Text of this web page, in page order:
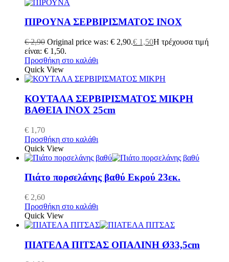
ΠΙΡΟΥΝΑ ΣΕΡΒΙΡΙΣΜΑΤΟΣ ΙΝΟΧ
€2,90 Original price was: € 2,90.€ 1,50Η τρέχουσα τιμή
είναι: € 1,50.
Προσθήκη στο καλάθι
Quick View
ΚΟΥΤΑΛΑ ΣΕΡΒΙΡΙΣΜΑΤΟΣ ΜΙΚΡΗ
ΒΑΘΕΙΑ INOX 25cm
€ 1,70
Προσθήκη στο καλάθι
Quick View
Πιάτο πορσελάνης βαθύ Εκρού 23εκ.
€ 2,60
Προσθήκη στο καλάθι
Quick View
ΠΙΑΤΕΛΑ ΠΙΤΣΑΣ ΟΠΑΛΙΝΗ Ø33,5cm